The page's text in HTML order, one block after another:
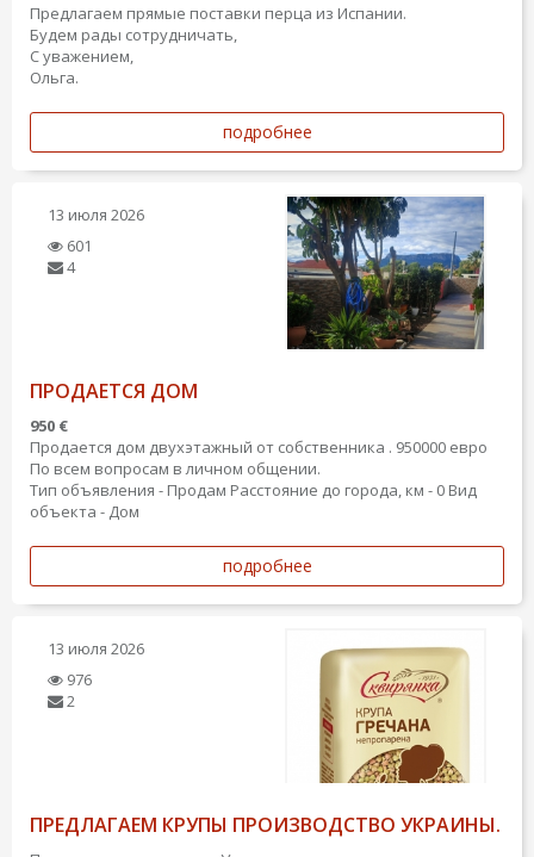
Предлагаем прямые поставки перца из Испании.
Будем рады сотрудничать,
С уважением,
Ольга.
подробнее
13 июля 2026
601
4
ПРОДАЕТСЯ ДОМ
950 €
Продается дом двухэтажный от собственника . 950000 евро
По всем вопросам в личном общении.
Тип объявления - Продам Расстояние до города, км - 0 Вид
объекта - Дом
подробнее
13 июля 2026
976
2
ПРЕДЛАГАЕМ КРУПЫ ПРОИЗВОДСТВО УКРАИНЫ.